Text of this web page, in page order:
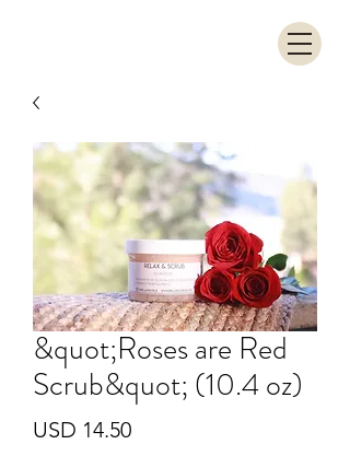
&quot;Roses are Red
Scrub&quot; (10.4 oz)
USD 14.50Precio